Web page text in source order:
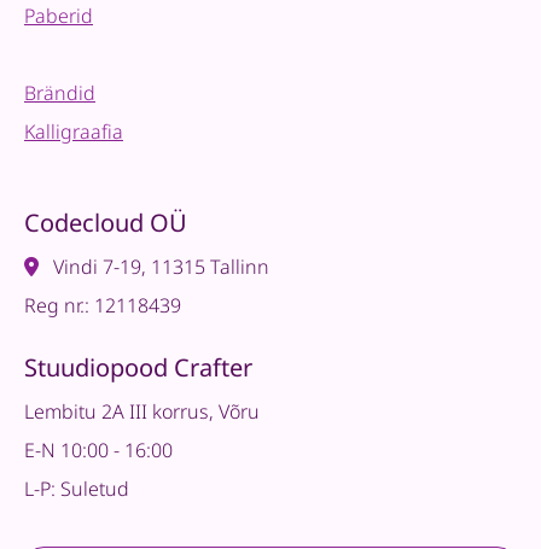
Paberid
Brändid
Kalligraafia
Codecloud OÜ
Vindi 7-19, 11315 Tallinn
Reg nr.: 12118439
Stuudiopood Crafter
Lembitu 2A III korrus, Võru
E-N 10:00 - 16:00
L-P: Suletud